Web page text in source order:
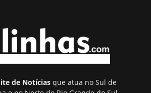
de Notíciasque atua no Sul de